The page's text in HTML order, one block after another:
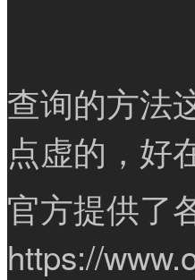
查询的方法
点虚的，好
官方提供了
https://